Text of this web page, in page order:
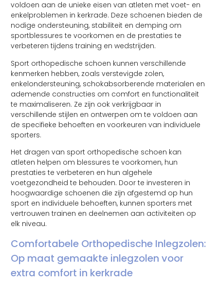
voldoen aan de unieke eisen van atleten met voet- en
enkelproblemen in kerkrade. Deze schoenen bieden de
nodige ondersteuning, stabiliteit en demping om
sportblessures te voorkomen en de prestaties te
verbeteren tijdens training en wedstrijden.
Sport orthopedische schoen kunnen verschillende
kenmerken hebben, zoals verstevigde zolen,
enkelondersteuning, schokabsorberende materialen en
ademende constructies om comfort en functionaliteit
te maximaliseren. Ze zijn ook verkrijgbaar in
verschillende stijlen en ontwerpen om te voldoen aan
de specifieke behoeften en voorkeuren van individuele
sporters.
Het dragen van sport orthopedische schoen kan
atleten helpen om blessures te voorkomen, hun
prestaties te verbeteren en hun algehele
voetgezondheid te behouden. Door te investeren in
hoogwaardige schoenen die zijn afgestemd op hun
sport en individuele behoeften, kunnen sporters met
vertrouwen trainen en deelnemen aan activiteiten op
elk niveau.
Comfortabele Orthopedische Inlegzolen:
Op maat gemaakte inlegzolen voor
extra comfort in kerkrade